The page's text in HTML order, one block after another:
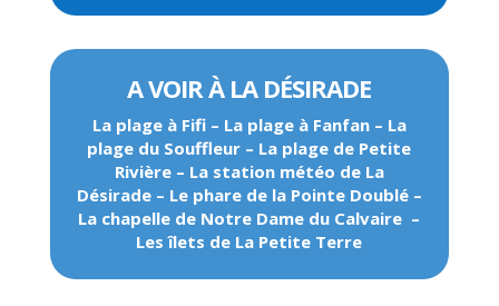
A VOIR À LA DÉSIRADE
La plage à Fifi– La plage à Fanfan– La
plage du Souffleur – La plage de Petite
Rivière– La station météo de La
Désirade– Le phare de la Pointe Doublé–
La chapelle de Notre Dame du Calvaire –
Les îlets de La Petite Terre